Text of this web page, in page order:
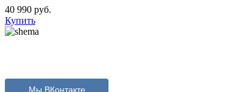
40 990 руб.
Купить
Мы ВКонтакте